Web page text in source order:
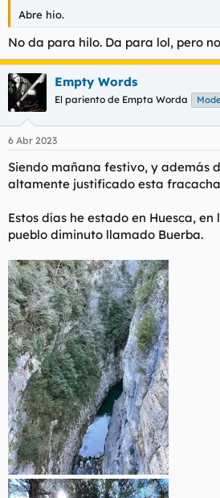
Abre hio.
No da para hilo. Da para lol, pero
Empty Words
El pariento de Empta Worda
6 Abr 2023
Siendo mañana festivo, y además
altamente justificado esta
Estos días he estado en Huesca, en
pueblo diminuto llamado Buerba.